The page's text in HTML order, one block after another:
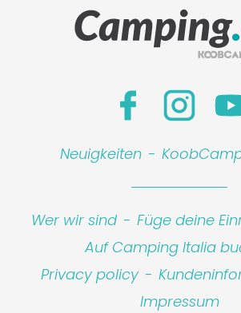
Neuigkeiten -
Wer wir sind - Füge deine
Auf Camping Italia
Privacy policy -
Impressum